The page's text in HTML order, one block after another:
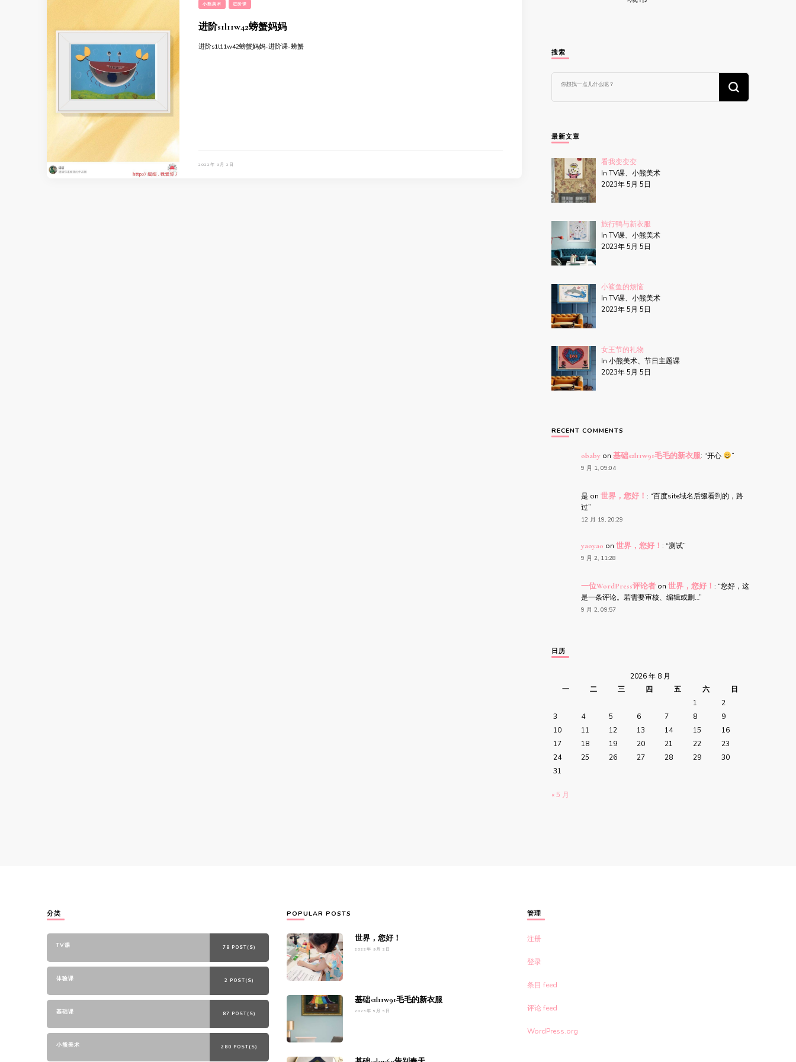
小熊美术 进阶课
进阶s1l11w42螃蟹妈妈
进阶s1l11w42螃蟹妈妈-进阶课-螃蟹
2022年 9月 2日
搜索
么
吗?
最新文章
看我变变变
In TV课、小熊美术
2023年 5月 5日
旅行鸭与新衣服
In TV课、小熊美术
2023年 5月 5日
小鲨鱼的烦恼
In TV课、小熊美术
2023年 5月 5日
女王节的礼物
In 小熊美术、节日主题课
2023年 5月 5日
RECENT COMMENTS
obabyon 基础s2l11w91毛毛的新衣服: “开心 ”
9 月 1, 09:04
是 on 世界，您好！ : “百度site域名后缀看到的，路
过”
12 月 19, 20:29
yaoyao on 世界，您好！ : “测试”
9 月 2, 11:28
一位WordPress评论者on 世界，您好！ : “您好，这
是一条评论。若需要审核、编辑或删…”
9 月 2, 09:57
日历
2026 年 8 月
一
二 三 四 五 六
日
1
2
3
4 5 6 7 8
9
10
11 12 13 14 15
16
17
18 19 20 21 22
23
24
25 26 27 28 29
30
31
« 5 月
分类
TV课 78 POST(S)
体验课 2 POST(S)
基础课 87 POST(S)
小熊美术 280 POST(S)
POPULAR POSTS
世界，您好！
2022年 9月 2日
基础s2l11w91毛毛的新衣服
2023年 5月 5日
管理
注册
登录
条目 feed
评论 feed
WordPress.org